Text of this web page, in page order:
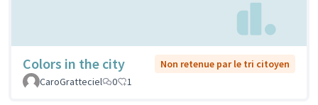
Colors in the city
Non retenue par le tri citoyen
CaroGratteciel
0 1